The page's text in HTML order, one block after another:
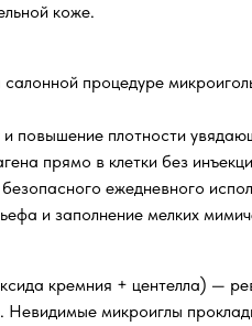
коже.
процедуре
повышение плотности
прямо в клетки без
ежедневного
и заполнение мелких
кремния + центелла) —
Невидимые микроиглы